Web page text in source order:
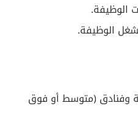
الوظيفة.
لشغل الوظيفة.
وفنادق (متوسط أو فوق